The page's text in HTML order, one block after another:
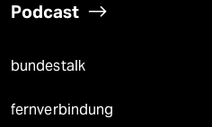
Podcast
bundestalk
fernverbindung